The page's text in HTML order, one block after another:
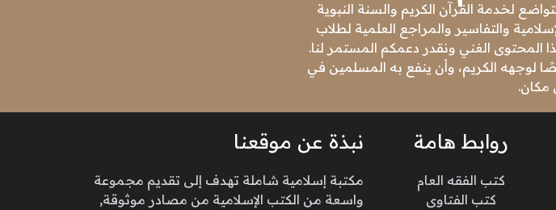
لخدمة القرآن الكريم والسنة النبوية
والتفاسير والمراجع العلمية لطلاب
المحتوى الغني ونقدر دعمكم المستمر لنا.
لوجهه الكريم، وأن ينفع به المسلمين في
مكان.
روابط هامة
كتب الفقه العام
كتب الفتاوى
نبذة عن موقعنا
مكتبة إسلامية شاملة تهدف إلى تقديم مجموعة
واسعة من الكتب الإسلامية من مصادر موثوقة,